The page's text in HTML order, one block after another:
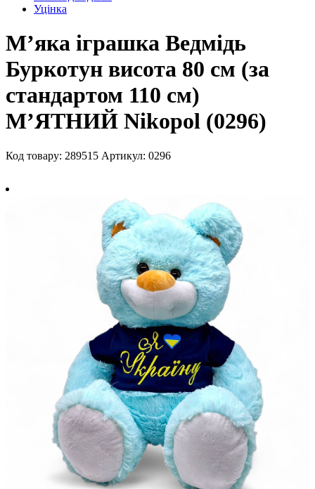
Уцінка
Мʼяка іграшка Ведмідь
Буркотун висота 80 см (за
стандартом 110 см)
МʼЯТНИЙ Nikopol (0296)
Код товару: 289515 Артикул: 0296